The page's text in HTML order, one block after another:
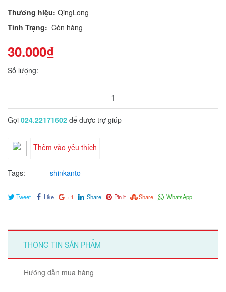
Thương hiệu: QingLong
Tình Trạng: Còn hàng
30.000₫
Số lượng:
Gọi 024.22171602 để được trợ giúp
Thêm vào yêu thích
Tags: shinkanto
Tweet Like +1 Share Pin it Share WhatsApp
THÔNG TIN SẢN PHẨM
Hướng dẫn mua hàng